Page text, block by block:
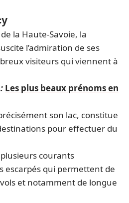
la Haute-Savoie, la
l’admiration de ses
visiteurs qui viennent à
Les plus beaux prénoms en
son lac, constitue
pour effectuer du
courants
escarpés qui permettent de
et notamment de longue